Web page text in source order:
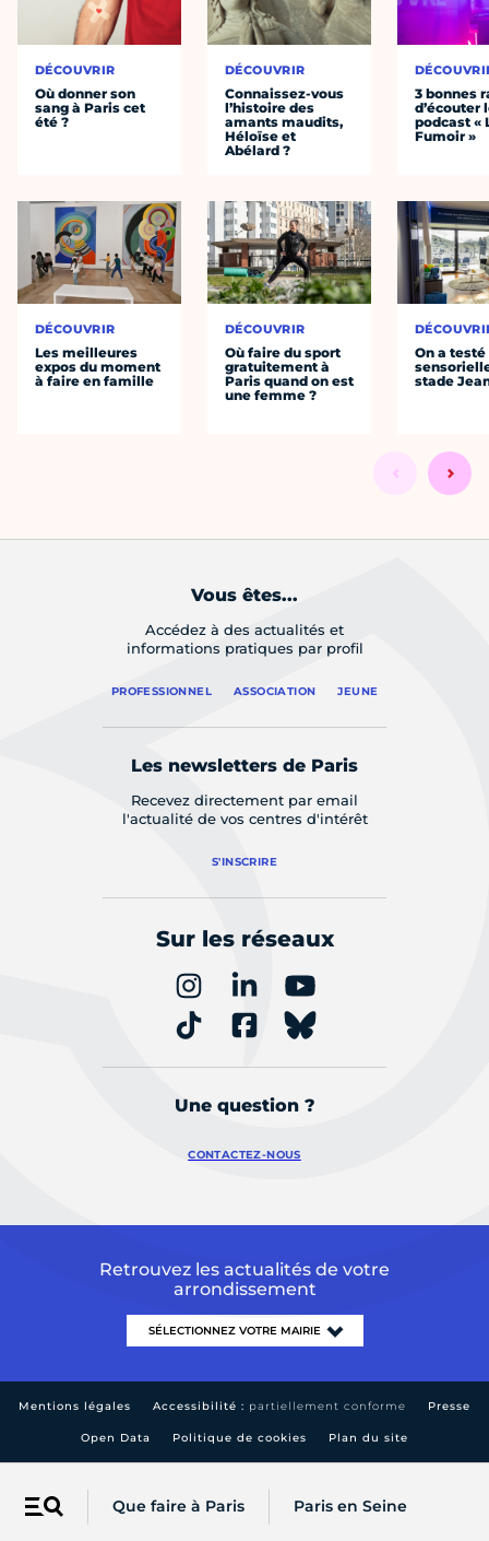
Menu Que faire à Paris Paris en Seine
DÉCOUVRIR
Où donner son
sang à Paris cet
été ?
DÉCOUVRIR
Les meilleures
expos du moment
à faire en famille
DÉCOUVRIR
Connaissez-vous
l’histoire des
amants maudits,
Héloïse et
Abélard ?
DÉCOUVRIR
Où faire du sport
gratuitement à
Paris quand on est
une femme ?
3 bonnes
d’écouter
podcast «
Fumoir »
On a
stade
Vous êtes...
Accédez à des actualités et
informations pratiques par profil
PROFESSIONNEL ASSOCIATION JEUNE
Les newsletters de Paris
Recevez directement par email
l'actualité de vos centres d'intérêt
S'INSCRIRE
Sur les réseaux
Une question ?
CONTACTEZ-NOUS
Retrouvez les actualités de votre
arrondissement
Mentions légales Accessibilité : partiellement conforme Presse
Open Data Politique de cookies Plan du site